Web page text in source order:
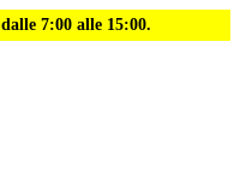
dalle 7:00 alle 15:00.